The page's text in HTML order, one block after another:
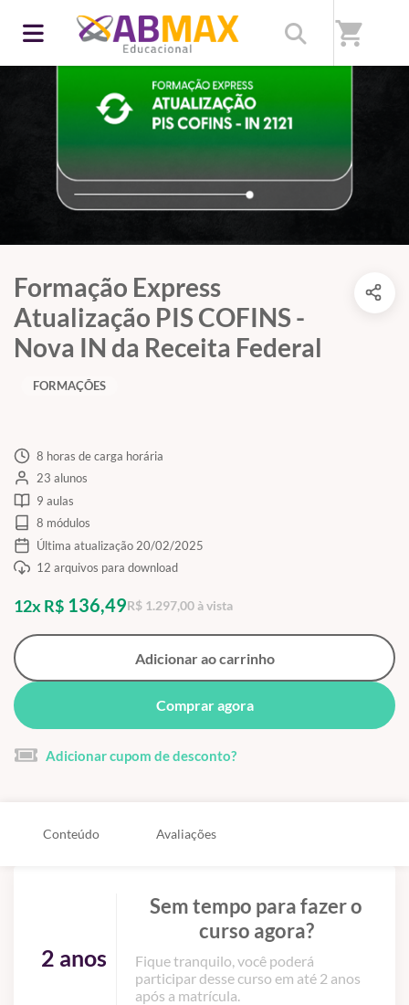
shopping_cart
Formação Express
Atualização PIS COFINS -
Nova IN da Receita Federal
FORMAÇÕES
8 horas de carga horária
23 alunos
9 aulas
8 módulos
Última atualização 20/02/2025
12 arquivos para download
12x R$ 136,49R$ 1.297,00 à vista
Adicionar ao carrinho
Comprar agora
Adicionar cupom de desconto?
Conteúdo Avaliações
2 anos
Sem tempo para fazer o
curso agora?
Fique tranquilo, você poderá
participar desse curso em até 2 anos
após a matrícula.